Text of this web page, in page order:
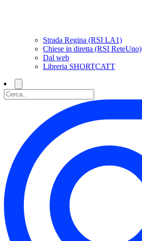
Strada Regina (RSI LA1)
Chiese in diretta (RSI ReteUno)
Dal web
Libreria SHORTCATT